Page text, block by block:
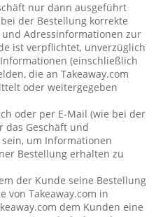
nur dann ausgeführt
der Bestellung korrekte
Adressinformationen zur
ist verpflichtet, unverzüglich
(einschließlich
die an Takeaway.com
oder weitergegeben
oder per E-Mail (wie bei der
das Geschäft und
um Informationen
Bestellung erhalten zu
der Kunde seine Bestellung
von Takeaway.com in
dem Kunden eine